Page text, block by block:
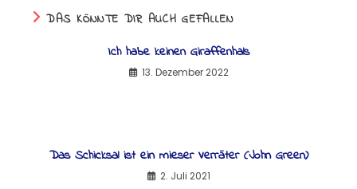
DAS KÖNNTE DIR AUCH GEFALLEN
Ich habe keinen Giraffenhals
13. Dezember 2022
Das Schicksal ist ein mieser Verräter (John Green)
2. Juli 2021